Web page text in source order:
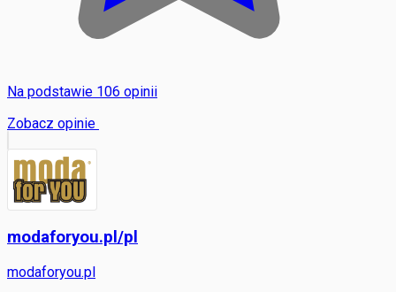
Na podstawie 106 opinii
Zobacz opinie
modaforyou.pl/pl
modaforyou.pl